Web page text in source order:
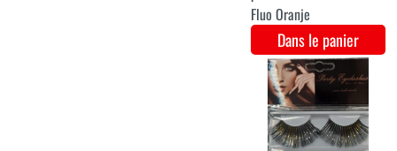
Latex Liquide € 2,8